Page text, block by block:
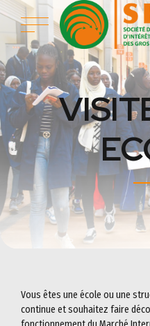
Vous êtes une école ou une
continue et souhaitez faire